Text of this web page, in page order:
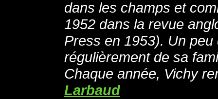
dans les champs et
1952 dans la revue
Press en 1953). Un peu
régulièrement de sa
Chaque année, Vichy
Larbaud